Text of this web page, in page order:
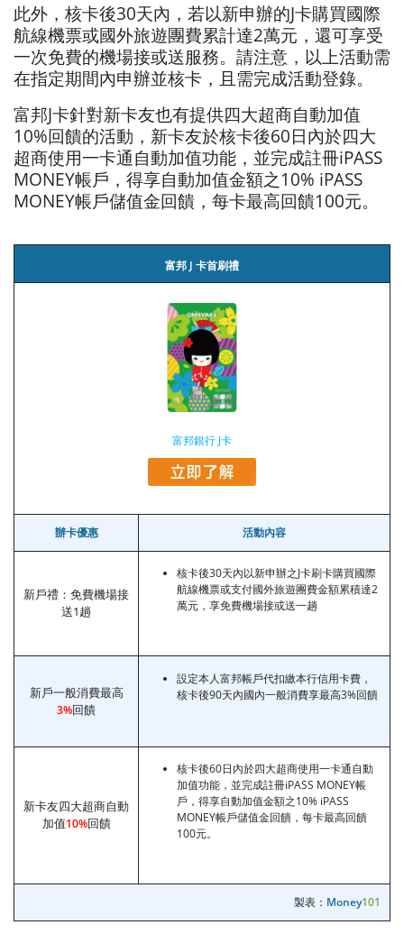
此外，核卡後30天內，若以新申辦的J卡購買國際
航線機票或國外旅遊團費累計達2萬元，還可享受
一次免費的機場接或送服務。請注意，以上活動需
在指定期間內申辦並核卡，且需完成活動登錄。
富邦J卡針對新卡友也有提供四大超商自動加值
10%回饋的活動，新卡友於核卡後60日內於四大
超商使用一卡通自動加值功能，並完成註冊iPASS
MONEY帳戶，得享自動加值金額之10% iPASS
MONEY帳戶儲值金回饋，每卡最高回饋100元。
富邦 J 卡首刷禮
富邦銀行 J卡
辦卡優惠 活動內容
新戶禮：免費機場接
送1趟
核卡後30天內以新申辦之J卡刷卡購買國際
航線機票或支付國外旅遊團費金額累積達2
萬元，享免費機場接或送一趟
新戶一般消費最高
3%回饋
設定本人富邦帳戶代扣繳本行信用卡費，
核卡後90天內國內一般消費享最高3%回饋
新卡友四大超商自動
加值10%回饋
核卡後60日內於四大超商使用一卡通自動
加值功能，並完成註冊iPASS MONEY帳
戶，得享自動加值金額之10% iPASS
MONEY帳戶儲值金回饋，每卡最高回饋
100元。
製表： Money101